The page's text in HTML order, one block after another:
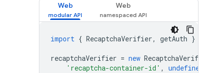
Web Web
import { RecaptchaVerifier, getAuth }
recaptchaVerifier = new RecaptchaVerifier
'recaptcha-container-id' , undefined